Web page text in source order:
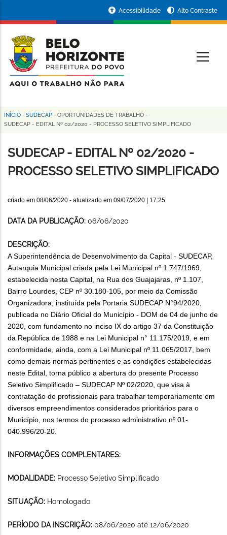
conteúdo
principal
da
Prefeitura
de
Horizonte
Acessibilidade Alto Contraste
Trilha
navegação
INÍCIO - SUDECAP - OPORTUNIDADES DE TRABALHO -
SUDECAP - EDITAL Nº 02/2020 - PROCESSO SELETIVO SIMPLIFICADO
SUDECAP - EDITAL Nº 02/2020 -
PROCESSO SELETIVO SIMPLIFICADO
criado em 08/06/2020 - atualizado em 09/07/2020 | 17:25
DATA DA PUBLICAÇÃO: 06/06/2020
DESCRIÇÃO:
A Superintendência de Desenvolvimento da Capital - SUDECAP,
Autarquia Municipal criada pela Lei Municipal nº 1.747/1969,
estabelecida nesta Capital, na Rua dos Guajajaras, nº 1.107,
Bairro Lourdes, CEP nº 30.180-105, por meio da Comissão
Organizadora, instituída pela Portaria SUDECAP N°94/2020,
publicada no Diário Oficial do Município - DOM de 04 de junho de
2020, com fundamento no inciso IX do artigo 37 da Constituição
da República de 1988 e na Lei Municipal n° 11.175/2019, e em
conformidade, ainda, com a Lei Municipal nº 11.065/2017, bem
como demais normas pertinentes e as condições estabelecidas
neste Edital, torna público a abertura do presente Processo
Seletivo Simplificado – SUDECAP Nº 02/2020, que visa à
contratação de profissionais para trabalhar temporariamente em
diversos empreendimentos considerados prioritários para o
Município, nos termos do processo administrativo nº 01-
040.996/20-20.
INFORMAÇÕES COMPLENTARES:
MODALIDADE: Processo Seletivo Simplificado
SITUAÇÃO: Homologado
PERÍODO DA INSCRIÇÃO: 08/06/2020 até 12/06/2020